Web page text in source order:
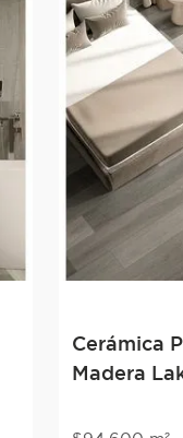
Cerámica
Madera